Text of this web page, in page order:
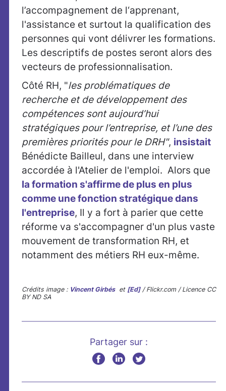
l’accompagnement de l‘apprenant,
l'assistance et surtout la qualification des
personnes qui vont délivrer les formations.
Les descriptifs de postes seront alors des
vecteurs de professionnalisation.
Côté RH, "les problématiques de
recherche et de développement des
compétences sont aujourd’hui
stratégiques pour l’entreprise, et l’une des
premières priorités pour le DRH", insistait
Bénédicte Bailleul, dans une interview
accordée à l'Atelier de l'emploi. Alors que
la formation s'affirme de plus en plus
comme une fonction stratégique dans
l'entreprise, Il y a fort à parier que cette
réforme va s'accompagner d'un plus vaste
mouvement de transformation RH, et
notamment des métiers RH eux-même.
Crédits image : Vincent Girbéset [Ed]/ Flickr.com / Licence CC
BY ND SA
Partager sur :